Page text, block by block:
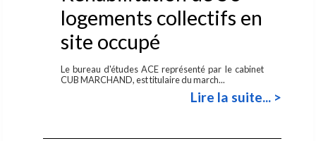
logements collectifs en
site occupé
Le bureau d'études ACE représenté par le cabinet
CUB MARCHAND, est titulaire du march...
Lire la suite... >